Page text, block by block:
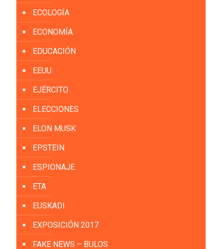
ECOLOGÍA
ECONOMÍA
EDUCACIÓN
EEUU
EJÉRCITO
ELECCIONES
ELON MUSK
EPSTEIN
ESPIONAJE
ETA
EUSKADI
EXPOSICIÓN 2017
FAKE NEWS – BULOS